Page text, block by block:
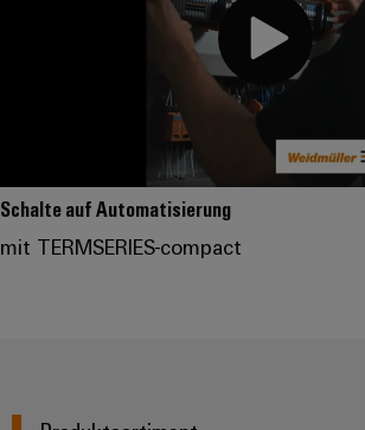
Schalte auf Automatisierung
mit TERMSERIES-compact